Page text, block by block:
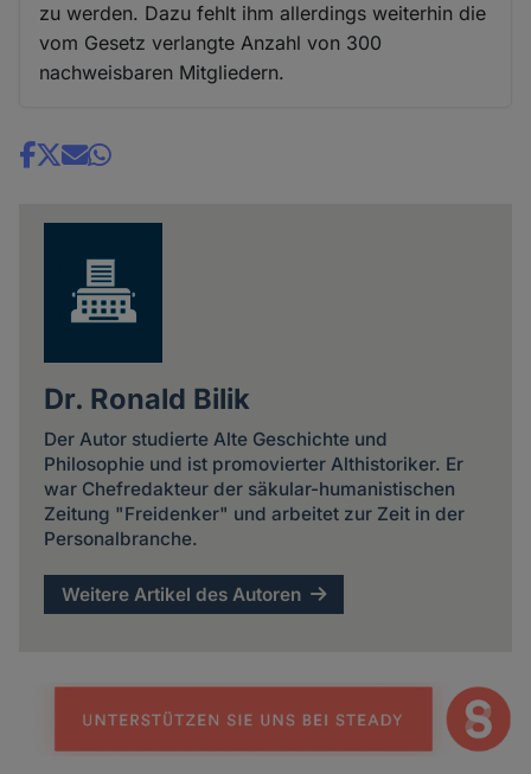
zu werden. Dazu fehlt ihm allerdings weiterhin die
vom Gesetz verlangte Anzahl von 300
nachweisbaren Mitgliedern.
Share
Dr. Ronald Bilik
Der Autor studierte Alte Geschichte und
Philosophie und ist promovierter Althistoriker. Er
war Chefredakteur der säkular-humanistischen
Zeitung "Freidenker" und arbeitet zur Zeit in der
Personalbranche.
Weitere Artikel des Autoren